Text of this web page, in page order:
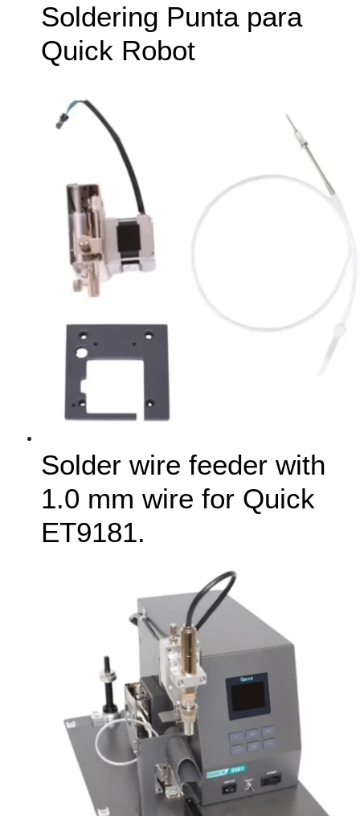
Soldering Punta para
Quick Robot
Solder wire feeder with
1.0 mm wire for Quick
ET9181.